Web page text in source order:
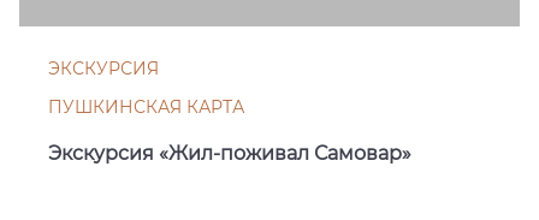
ЭКСКУРСИЯ
ПУШКИНСКАЯ КАРТА
Экскурсия «Жил-поживал Самовар»